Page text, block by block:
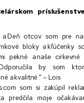
a Deň otcov som pre
bloky a kľúčenky
pekné a naše cirkevné
by som
a kvalitné.“ – Lois
som si zakúpil
predčila moje